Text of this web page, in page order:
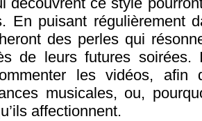
En puisant régulièrement
des perles qui
de leurs futures soirées.
les vidéos,
musicales, ou,
affectionnent.